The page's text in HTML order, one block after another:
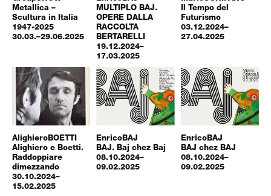
Metallica –
Scultura in Italia
1947-2025
30.03.–29.06.2025
MULTIPLO BAJ.
OPERE DALLA
RACCOLTA
BERTARELLI
19.12.2024–
17.03.2025
Il Tempo del
Futurismo
03.12.2024–
27.04.2025
Alighiero BOETTI
Alighiero e Boetti.
Raddoppiare
dimezzando
30.10.2024–
15.02.2025
Enrico BAJ
BAJ. Baj chez Baj
08.10.2024–
09.02.2025
EnricoBAJ
BAJ chez BAJ
08.10.2024–
09.02.2025